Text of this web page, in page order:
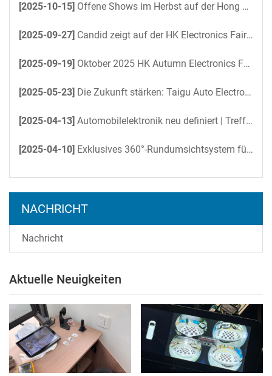
[2025-10-15] Offene Shows im Herbst auf der Hong Kong Electronics Fair 2025
[2025-09-27] Candid zeigt auf der HK Electronics Fair einen neuen digitalen Rückspiegel
[2025-09-19] Oktober 2025 HK Autumn Electronics Fair – Candid kommt bald
[2025-05-23] Die Zukunft stärken: Taigu Auto Electronics beschleunigt KI-gesteuerte Büroeffizienz mit DeepSeek
[2025-04-13] Automobilelektronik neu definiert | Treffen Sie uns auf der Hong Kong Electronics Fair
[2025-04-10] Exklusives 360°-Rundumsichtsystem für den Nissan Patrol 2025: Volle Kontrolle über jedes Terrain
NACHRICHT
Nachricht
Aktuelle Neuigkeiten